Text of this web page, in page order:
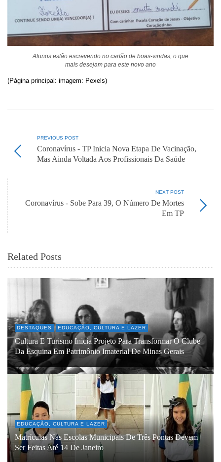
Alunos estão escrevendo no cartão de boas-vindas, o que
mais desejam para este novo ano
(Página principal: imagem: Pexels)
PREVIOUS POST
Coronavírus - TP Inicia Nova Etapa De Vacinação,
Mas Ainda Voltada Aos Profissionais Da Saúde
NEXT POST
Coronavírus - Sobe Para 39, O Número De Mortes
Em TP
Related Posts
DESTAQUES EDUCAÇÃO, CULTURA E LAZER
Cultura E Turismo Inicia Projeto Para Transformar O Clube
Da Esquina Em Patrimônio Imaterial De Minas Gerais
EDUCAÇÃO, CULTURA E LAZER
Matrículas Nas Escolas Municipais De Três Pontas Devem
Ser Feitas Até 14 De Janeiro